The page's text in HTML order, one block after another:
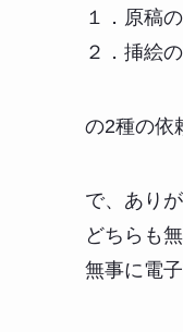
１．原稿
２．挿絵
の2種の依
で、あり
どちらも
無事に電